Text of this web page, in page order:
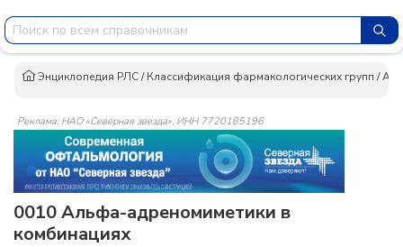
Энциклопедия РЛС/Классификация фармакологических групп /
Реклама: НАО «Северная звезда», ИНН 7720185196
0010 Альфа-адреномиметики в
комбинациях